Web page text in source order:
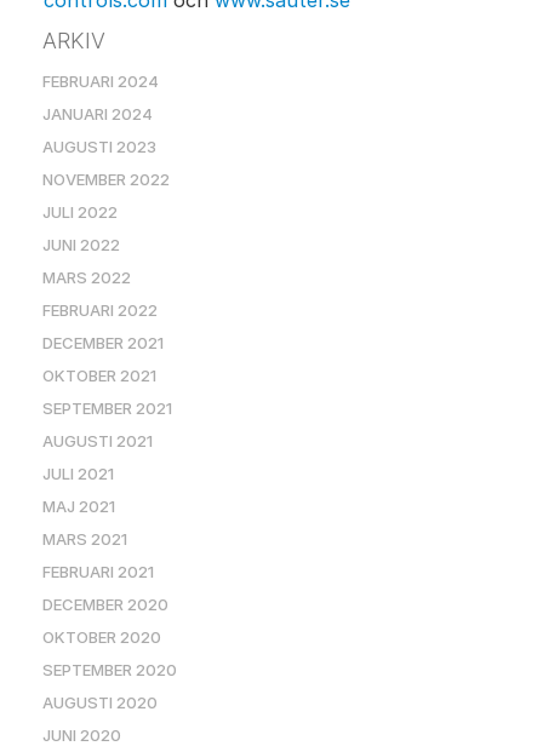
ARKIV
FEBRUARI 2024
JANUARI 2024
AUGUSTI 2023
NOVEMBER 2022
JULI 2022
JUNI 2022
MARS 2022
FEBRUARI 2022
DECEMBER 2021
OKTOBER 2021
SEPTEMBER 2021
AUGUSTI 2021
JULI 2021
MAJ 2021
MARS 2021
FEBRUARI 2021
DECEMBER 2020
OKTOBER 2020
SEPTEMBER 2020
AUGUSTI 2020
JUNI 2020